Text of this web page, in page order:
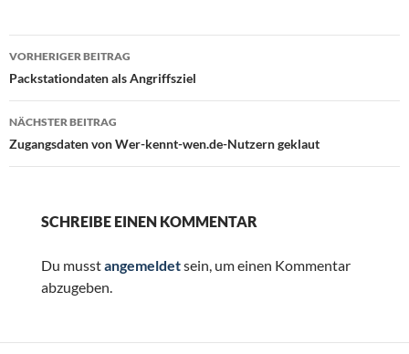
Beitragsnavigation
VORHERIGER BEITRAG
Packstationdaten als Angriffsziel
NÄCHSTER BEITRAG
Zugangsdaten von Wer-kennt-wen.de-Nutzern geklaut
SCHREIBE EINEN KOMMENTAR
Du musstangemeldetsein, um einen Kommentar
abzugeben.